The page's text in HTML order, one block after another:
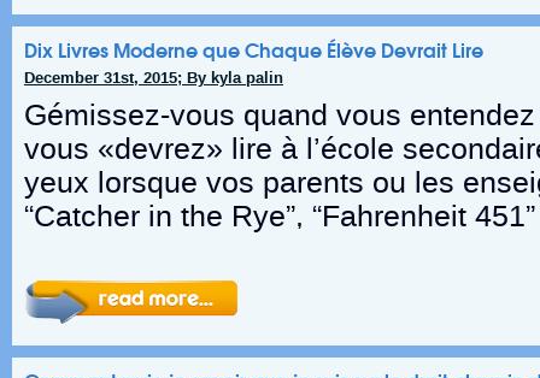
Dix Livres Moderne que Chaque Élève Devrait Lire
December 31st, 2015; By kyla palin
Gémissez-vous quand vous
vous «devrez» lire à l’école
yeux lorsque vos parents ou les
“Catcher in the Rye”, “Fahrenheit